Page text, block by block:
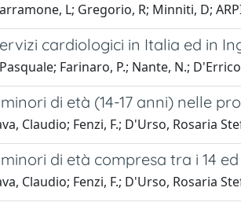
L; Gregorio, R; Minniti, D;
cardiologici in Italia ed in
Farinaro, P.; Nante, N.;
di età (14-17 anni) nelle
Claudio; Fenzi, F.; D'Urso, Rosaria
di età compresa tra i 14
Claudio; Fenzi, F.; D'Urso, Rosaria